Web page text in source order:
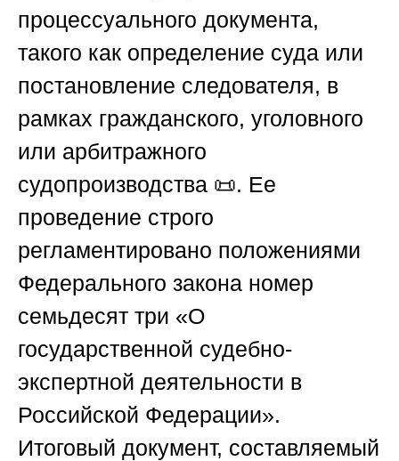
процессуального документа,
такого как определение суда или
постановление следователя, в
рамках гражданского, уголовного
или арбитражного
судопроизводства 📜. Ее
проведение строго
регламентировано положениями
Федерального закона номер
семьдесят три «О
государственной судебно-
экспертной деятельности в
Российской Федерации».
Итоговый документ, составляемый